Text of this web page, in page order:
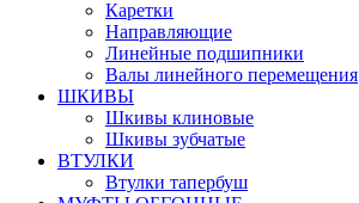
Каретки
Направляющие
Линейные подшипники
Валы линейного перемещения
ШКИВЫ
Шкивы клиновые
Шкивы зубчатые
ВТУЛКИ
Втулки тапербуш